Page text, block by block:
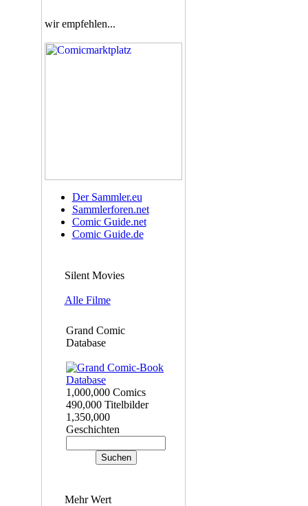
wir empfehlen...
Der Sammler.eu
Sammlerforen.net
Comic Guide.net
Comic Guide.de
Silent Movies
Alle Filme
Grand Comic
Database
1,000,000 Comics
490,000 Titelbilder
1,350,000
Geschichten
Mehr Wert